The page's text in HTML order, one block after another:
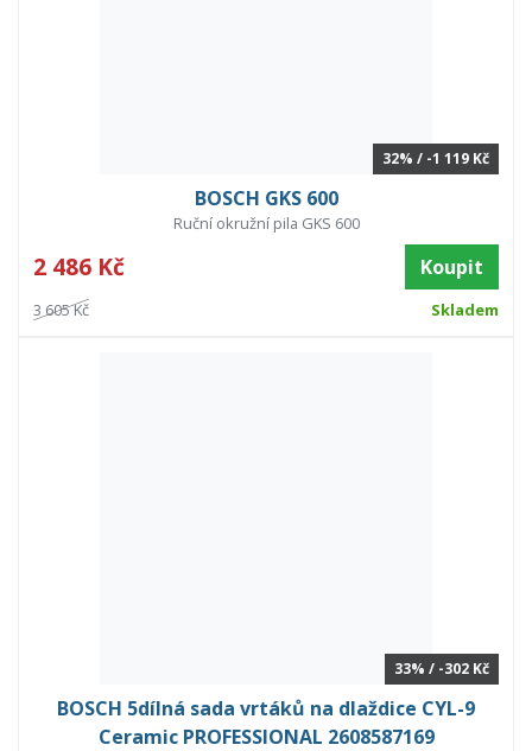
32% / -1 119 Kč
BOSCH GKS 600
Ruční okružní pila GKS 600
2 486 Kč Koupit
3 605 Kč Skladem
33% / -302 Kč
BOSCH 5dílná sada vrtáků na dlaždice CYL-9
Ceramic PROFESSIONAL 2608587169